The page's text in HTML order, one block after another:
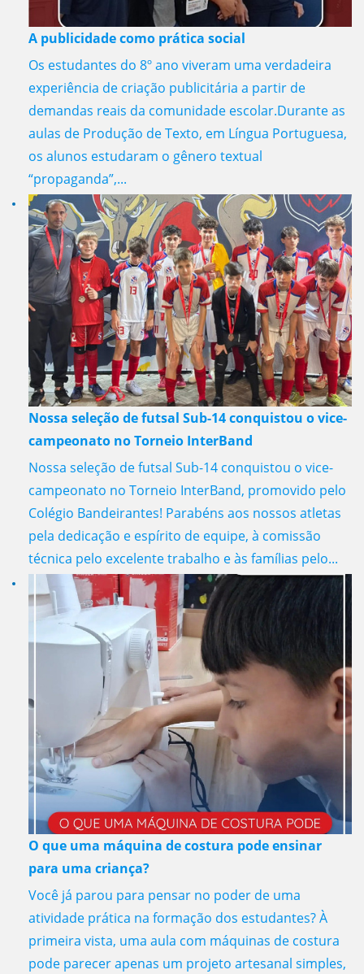
A publicidade como prática social
Os estudantes do 8º ano viveram uma verdadeira
experiência de criação publicitária a partir de
demandas reais da comunidade escolar.Durante as
aulas de Produção de Texto, em Língua Portuguesa,
os alunos estudaram o gênero textual
“propaganda”,...
Nossa seleção de futsal Sub-14 conquistou o vice-
campeonato no Torneio InterBand
Nossa seleção de futsal Sub-14 conquistou o vice-
campeonato no Torneio InterBand, promovido pelo
Colégio Bandeirantes! Parabéns aos nossos atletas
pela dedicação e espírito de equipe, à comissão
técnica pelo excelente trabalho e às famílias pelo...
O que uma máquina de costura pode ensinar
para uma criança?
Você já parou para pensar no poder de uma
atividade prática na formação dos estudantes? À
primeira vista, uma aula com máquinas de costura
pode parecer apenas um projeto artesanal simples,